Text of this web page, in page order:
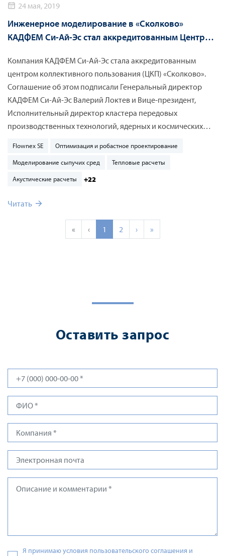
24 мая, 2019
Инженерное моделирование в «Сколково»
КАДФЕМ Си-Ай-Эс стал аккредитованным Центром
Компания КАДФЕМ Си-Ай-Эc стала аккредитованным
центром коллективного пользования (ЦКП) «Сколково».
Соглашение об этом подписали Генеральный директор
КАДФЕМ Си-Ай-Эс Валерий Локтев и Вице-президент,
Исполнительный директор кластера передовых
производственных технологий, ядерных и космических
(Цифровая Индустрия Промышленной России) 23 мая 2019
г. в Иннополисе (Татарстан).
Flownex SE Оптимизация и робастное проектирование
Моделирование сыпучих сред Тепловые расчеты
Акустические расчеты +22
Читать
« ‹ 1 2 › »
Оставить запрос
Я принимаю условия пользовательского соглашения и